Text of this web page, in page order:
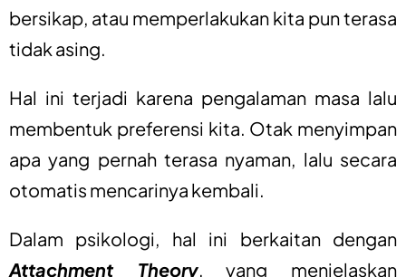
bersikap, atau memperlakukan kita pun terasa
tidak asing.
Hal ini terjadi karena pengalaman masa lalu
membentuk preferensi kita. Otak menyimpan
apa yang pernah terasa nyaman, lalu secara
otomatis mencarinya kembali.
Dalam psikologi, hal ini berkaitan dengan
Attachment Theory, yang menjelaskan